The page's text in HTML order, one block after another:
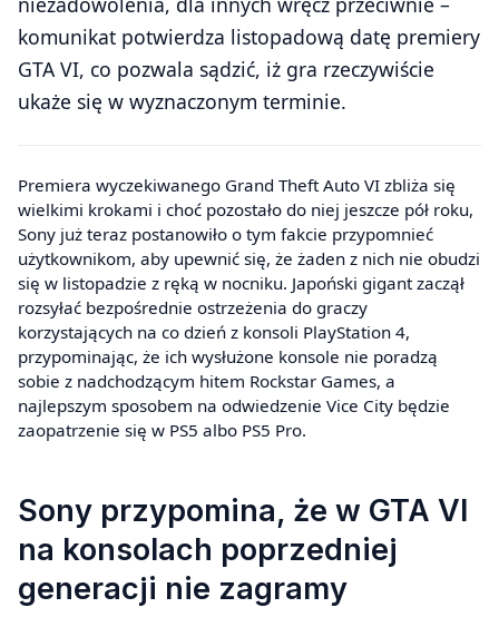
komunikat potwierdza listopadową datę premiery
GTA VI, co pozwala sądzić, iż gra rzeczywiście
ukaże się w wyznaczonym terminie.
Premiera wyczekiwanego Grand Theft Auto VI zbliża się
wielkimi krokami i choć pozostało do niej jeszcze pół roku,
Sony już teraz postanowiło o tym fakcie przypomnieć
użytkownikom, aby upewnić się, że żaden z nich nie obudzi
się w listopadzie z ręką w nocniku. Japoński gigant zaczął
rozsyłać bezpośrednie ostrzeżenia do graczy
korzystających na co dzień z konsoli PlayStation 4,
przypominając, że ich wysłużone konsole nie poradzą
sobie z nadchodzącym hitem Rockstar Games, a
najlepszym sposobem na odwiedzenie Vice City będzie
zaopatrzenie się w PS5 albo PS5 Pro.
Sony przypomina, że w GTA VI
na konsolach poprzedniej
generacji nie zagramy